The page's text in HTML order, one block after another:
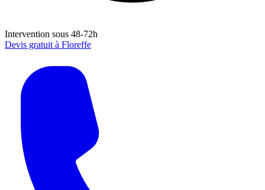
Intervention sous 48-72h
Devis gratuit à Floreffe